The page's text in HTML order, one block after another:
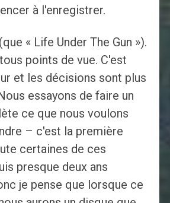
à l'enregistrer.
« Life Under The Gun »).
points de vue. C'est
et les décisions sont plus
essayons de faire un
ce que nous voulons
– c'est la première
certaines de ces
presque deux ans
je pense que lorsque ce